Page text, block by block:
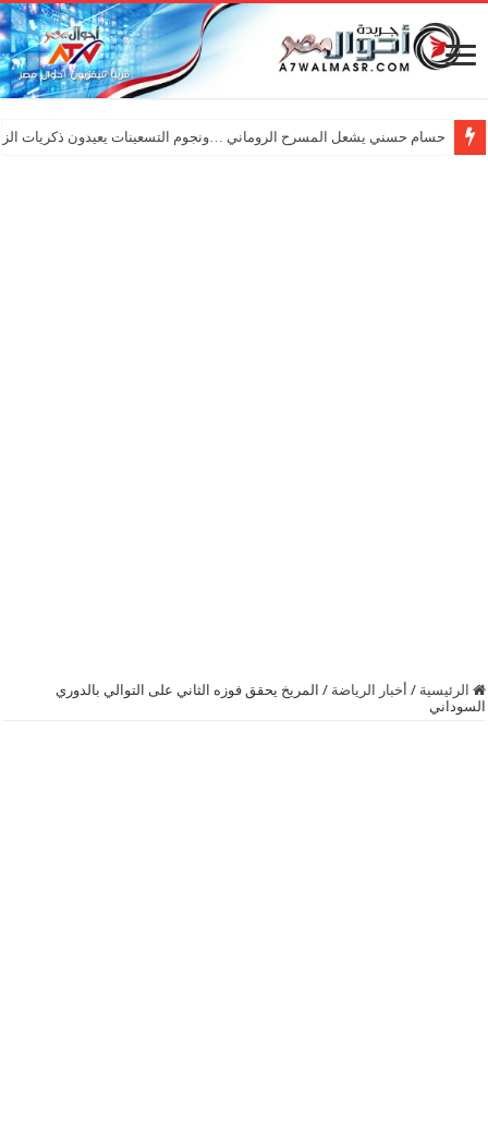
حسام حسني يشعل المسرح الروماني …ونجوم التسعينات يعيدون ذكريات
الرئيسية / أخبار الرياضة / المريخ يحقق فوزه الثاني على التوالي بالدوري
السوداني